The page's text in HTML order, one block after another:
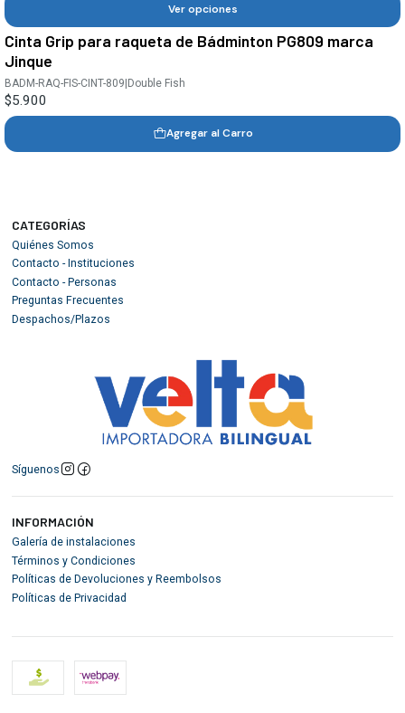
Ver opciones
Cinta Grip para raqueta de Bádminton PG809 marca
Jinque
BADM-RAQ-FIS-CINT-809|Double Fish
$5.900
Agregar al Carro
CATEGORÍAS
Quiénes Somos
Contacto - Instituciones
Contacto - Personas
Preguntas Frecuentes
Despachos/Plazos
Síguenos
INFORMACIÓN
Galería de instalaciones
Términos y Condiciones
Políticas de Devoluciones y Reembolsos
Políticas de Privacidad